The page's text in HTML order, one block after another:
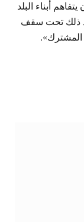
أبناء البلد
ذلك تحت سقف
المشترك».